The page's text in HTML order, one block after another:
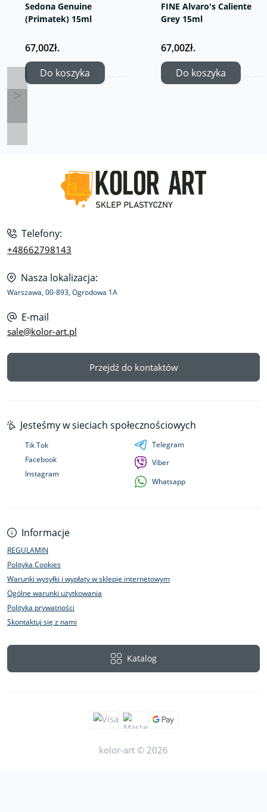
Sedona Genuine
(Primatek) 15ml
67,00Zł.
Do koszyka
FINE Alvaro's Caliente
Grey 15ml
67,00Zł.
Do koszyka
Telefony:
+48662798143
Nasza lokalizacja:
Warszawa, 00-893, Ogrodowa 1A
E-mail
sale@kolor-art.pl
Przejdź do kontaktów
Informacje
REGULAMIN
Polityka Cookies
Warunki wysyłki i wypłaty w sklepie internetowym
Ogólne warunki użytkowania
Polityka prywatności
Skontaktuj się z nami
Katalog
Jesteśmy w sieciach społecznościowych
Tik Tok
Facebook
Instagram
Telegram
Viber
Whatsapp
kolor-art © 2026